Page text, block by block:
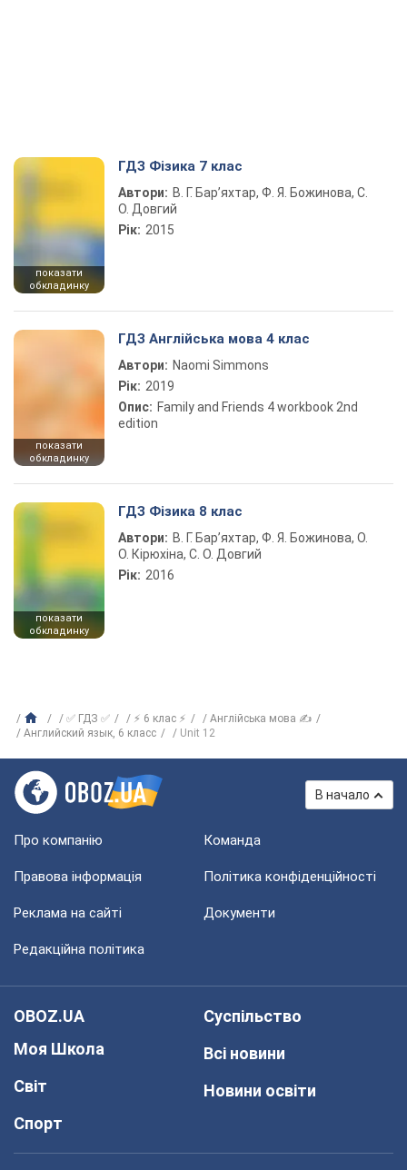
показати
обкладинку
ГДЗ Фізика 7 клас
Автори: В. Г. Бар’яхтар, Ф. Я. Божинова, С.
О. Довгий
Рік: 2015
показати
обкладинку
ГДЗ Англійська мова 4 клас
Автори: Naomi Simmons
Рік: 2019
Опис: Family and Friends 4 workbook 2nd
edition
показати
обкладинку
ГДЗ Фізика 8 клас
Автори: В. Г. Бар’яхтар, Ф. Я. Божинова, О.
О. Кірюхіна, С. О. Довгий
Рік: 2016
✅ ГДЗ ✅ ⚡ 6 клас ⚡
Англійська мова ✍
Английский язык, 6 класс
Unit 12
В начало
Про компанію Команда
Правова інформація Політика конфіденційності
Реклама на сайті Документи
Редакційна політика
OBOZ.UA
Моя Школа
Світ
Спорт
Суспільство
Всі новини
Новини освіти